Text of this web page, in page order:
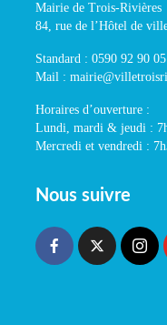
Mairie de Trois-Rivières
84, rue de l’Hôtel de
Standard : 0590 92 90 05
Mail :
Horaires d’ouverture :
Lundi, mardi & jeudi :
Mercredi et vendredi :
Nous suivre